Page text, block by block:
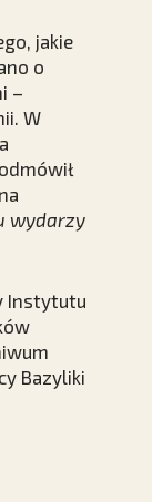
jakie
o
–
W
wydarzy
Instytutu
Bazyliki